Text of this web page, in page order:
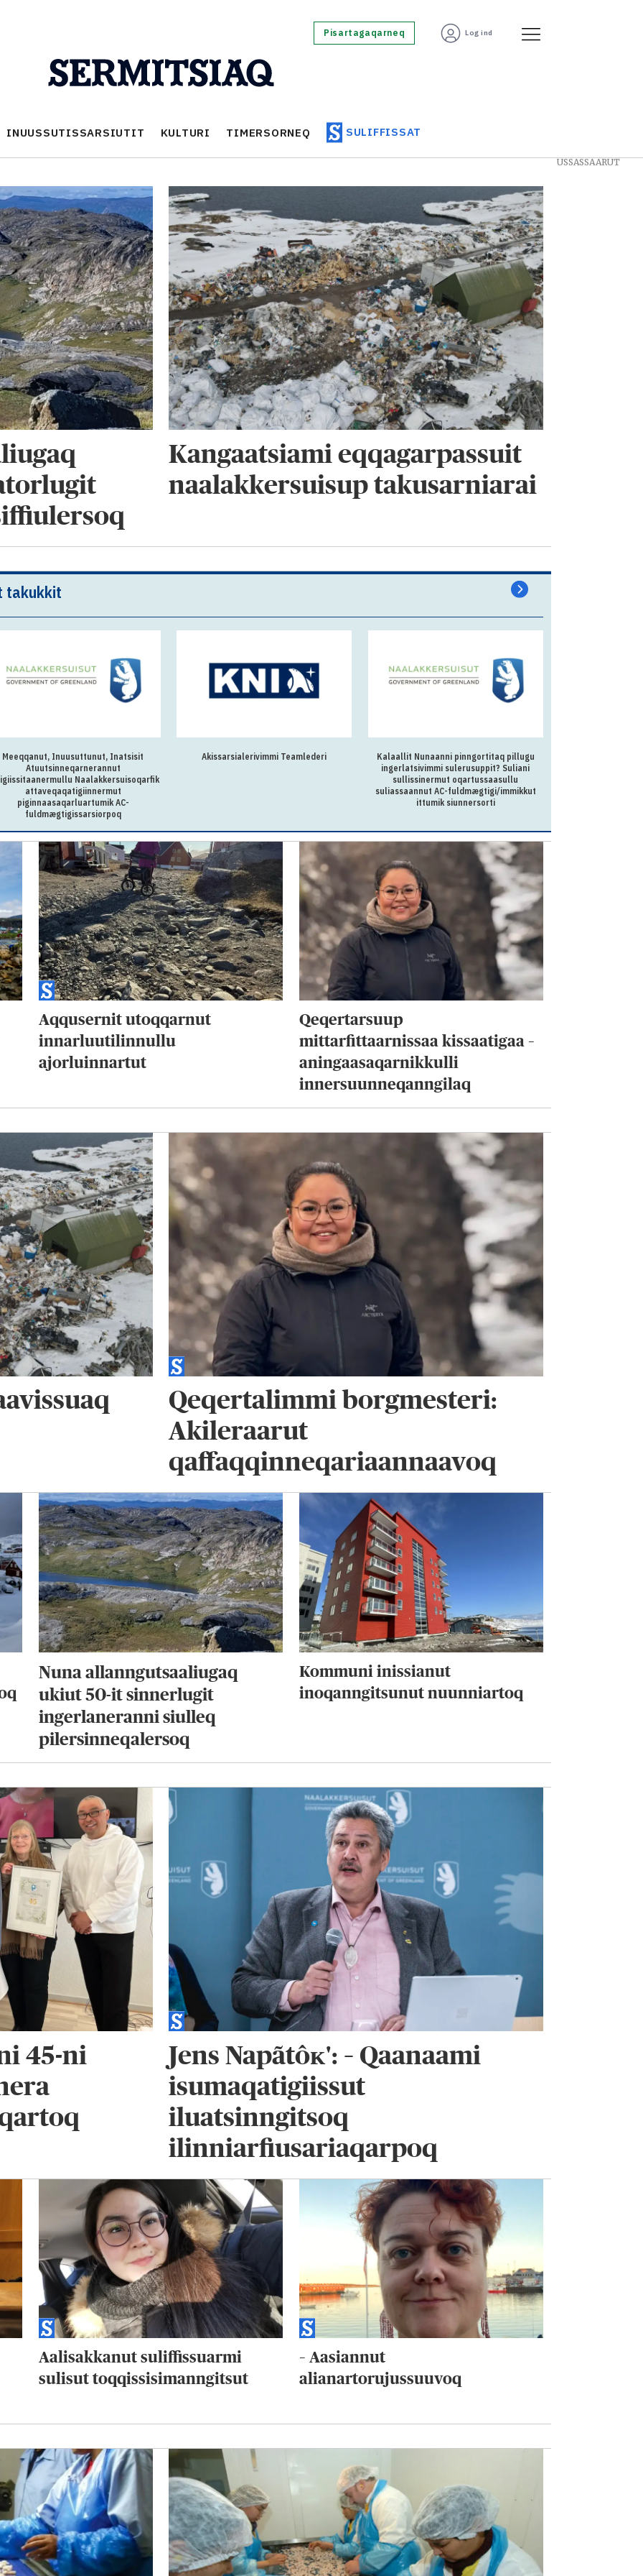
Pisartagaqarneq Log ind
INUUSSUTISSARSIUTIT KULTURI TIMERSORNEQ SULIFFISSAT
Kangaatsiami eqqagarpassuit
naalakkersuisup takusarniarai
takukkit
Akissarsialerivimmi Teamlederi
Kalaallit Nunaanni pinngortitaq pillugu
suliassaannut AC-fuldmægtigi/immikkut
Kalaallit Nunaanni Namminersorlutik
Oqartussanut kukkunersiuinermut pisortaq
Aqqusernit utoqqarnut
innarluutilinnullu
ajorluinnartut
Qeqertarsuup
mittarfittaarnissaa kissaatigaa –
aningaasaqarnikkulli
innersuunneqanngilaq
Qeqertalimmi borgmesteri:
Akileraarut
qaffaqqinneqariaannaavoq
Nuna allanngutsaaliugaq
ukiut 50-it sinnerlugit
ingerlaneranni siulleq
pilersinneqalersoq
Kommuni inissianut
inoqanngitsunut nuunniartoq
45-ni
Jens Napãtôᴋ': – Qaanaami
isumaqatigiissut
iluatsinngitsoq
ilinniarfiusariaqarpoq
Aalisakkanut suliffissuarmi
sulisut toqqissisimanngitsut
– Aasiannut
alianartorujussuuvoq
USSASSAARUT